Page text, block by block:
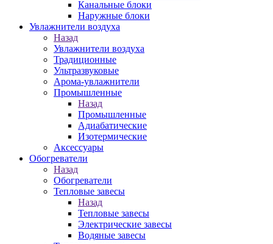
Канальные блоки
Наружные блоки
Увлажнители воздуха
Назад
Увлажнители воздуха
Традиционные
Ультразвуковые
Арома-увлажнители
Промышленныe
Назад
Промышленныe
Адиабатические
Изотермические
Аксессуары
Обогреватели
Назад
Обогреватели
Тепловые завесы
Назад
Тепловые завесы
Электрические завесы
Водяные завесы